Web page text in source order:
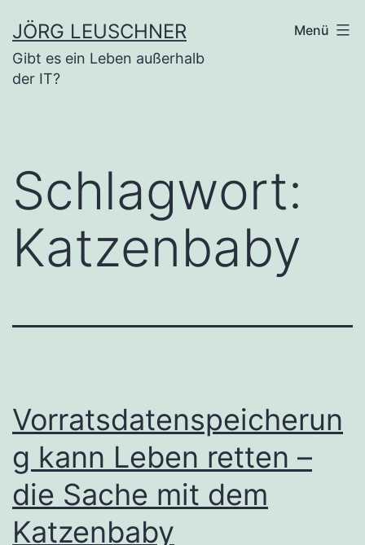
Inhalt
springen
JÖRG LEUSCHNER
Gibt es ein Leben außerhalb
der IT?
Menü
Schlagwort:
Katzenbaby
Vorratsdatenspeicherun
g kann Leben retten –
die Sache mit dem
Katzenbaby